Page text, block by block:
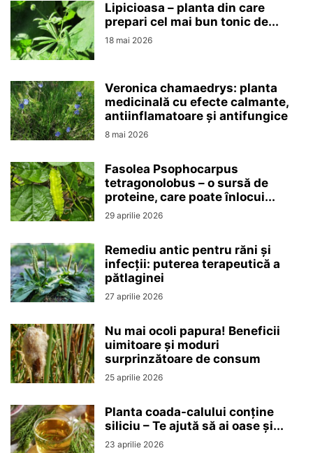
Lipicioasa – planta din care
prepari cel mai bun tonic de...
18 mai 2026
Veronica chamaedrys: planta
medicinală cu efecte calmante,
antiinflamatoare și antifungice
8 mai 2026
Fasolea Psophocarpus
tetragonolobus – o sursă de
proteine, care poate înlocui...
29 aprilie 2026
Remediu antic pentru răni și
infecții: puterea terapeutică a
pătlaginei
27 aprilie 2026
Nu mai ocoli papura! Beneficii
uimitoare și moduri
surprinzătoare de consum
25 aprilie 2026
Planta coada-calului conține
siliciu – Te ajută să ai oase și...
23 aprilie 2026